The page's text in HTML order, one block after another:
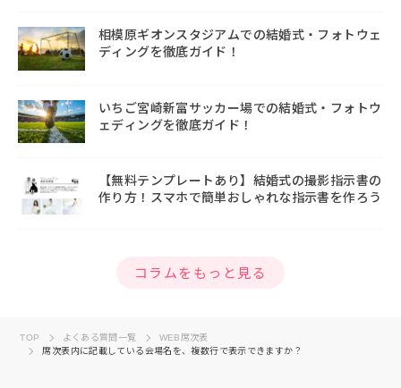
相模原ギオンスタジアムでの結婚式・フォトウェ
ディングを徹底ガイド！
いちご宮崎新富サッカー場での結婚式・フォトウ
ェディングを徹底ガイド！
【無料テンプレートあり】結婚式の撮影指示書の
作り方！スマホで簡単おしゃれな指示書を作ろう
コラムをもっと見る
TOP よくある質問一覧
WEB席次表
席次表内に記載している会場名を、複数行で表示できますか？